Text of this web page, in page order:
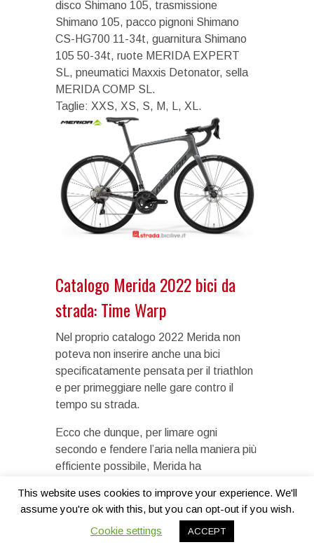
disco Shimano 105, trasmissione
Shimano 105, pacco pignoni Shimano
CS-HG700 11-34t, guarnitura Shimano
105 50-34t, ruote MERIDA EXPERT
SL, pneumatici Maxxis Detonator, sella
MERIDA COMP SL.
Taglie: XXS, XS, S, M, L, XL.
Catalogo Merida 2022 bici da
strada: Time Warp
Nel proprio catalogo 2022 Merida non
poteva non inserire anche una bici
specificatamente pensata per il triathlon
e per primeggiare nelle gare contro il
tempo su strada.
Ecco che dunque, per limare ogni
secondo e fendere l’aria nella maniera più
efficiente possibile, Merida ha
cronometro e triathlon più rigida, leggera
e veloce mai sviluppata dall’azienda
taiwanese.
This website uses cookies to improve your experience. We'll
assume you're ok with this, but you can opt-out if you wish.
Cookie settings
ACCEPT